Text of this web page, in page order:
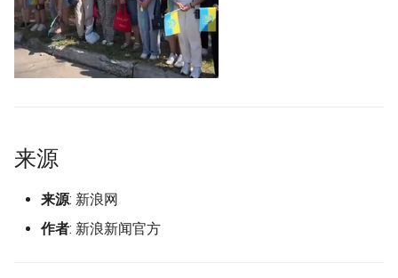
e
a
r
来源
来源: 新浪网
作者: 新浪新闻官方